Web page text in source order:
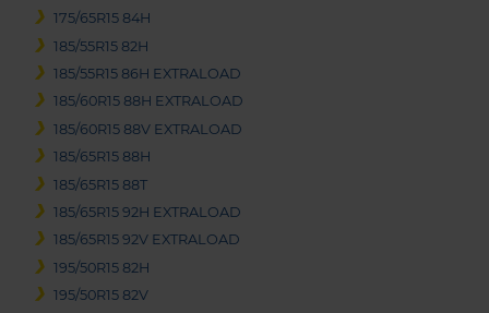
175/65R15 84H
185/55R15 82H
185/55R15 86H EXTRALOAD
185/60R15 88H EXTRALOAD
185/60R15 88V EXTRALOAD
185/65R15 88H
185/65R15 88T
185/65R15 92H EXTRALOAD
185/65R15 92V EXTRALOAD
195/50R15 82H
195/50R15 82V